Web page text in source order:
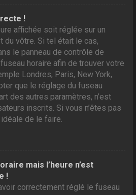
!
affichée soit réglée sur un
du vôtre. Si tel était le cas,
le panneau de contrôle de
horaire afin de trouver votre
Londres, Paris, New York,
que le réglage du fuseau
des autres paramètres, n’est
inscrits. Si vous n’êtes pas
idéale de le faire.
mais l’heure n’est
!
correctement réglé le fuseau